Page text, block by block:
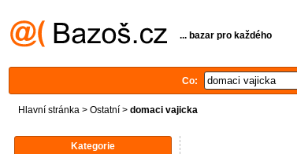
... bazar pro každého
Co:
Hlavní stránka > Ostatní > domaci vajicka
Kategorie